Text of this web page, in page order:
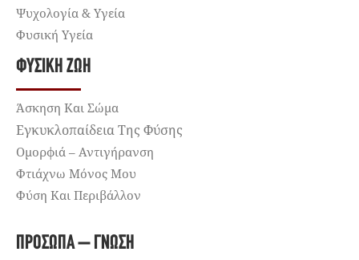
Ψυχολογία & Υγεία
Φυσική Υγεία
ΦΥΣΙΚΉ ΖΩΉ
Άσκηση Και Σώμα
Εγκυκλοπαίδεια Της Φύσης
Ομορφιά – Αντιγήρανση
Φτιάχνω Μόνος Μου
Φύση Και Περιβάλλον
ΠΡΌΣΩΠΑ – ΓΝΏΣΗ